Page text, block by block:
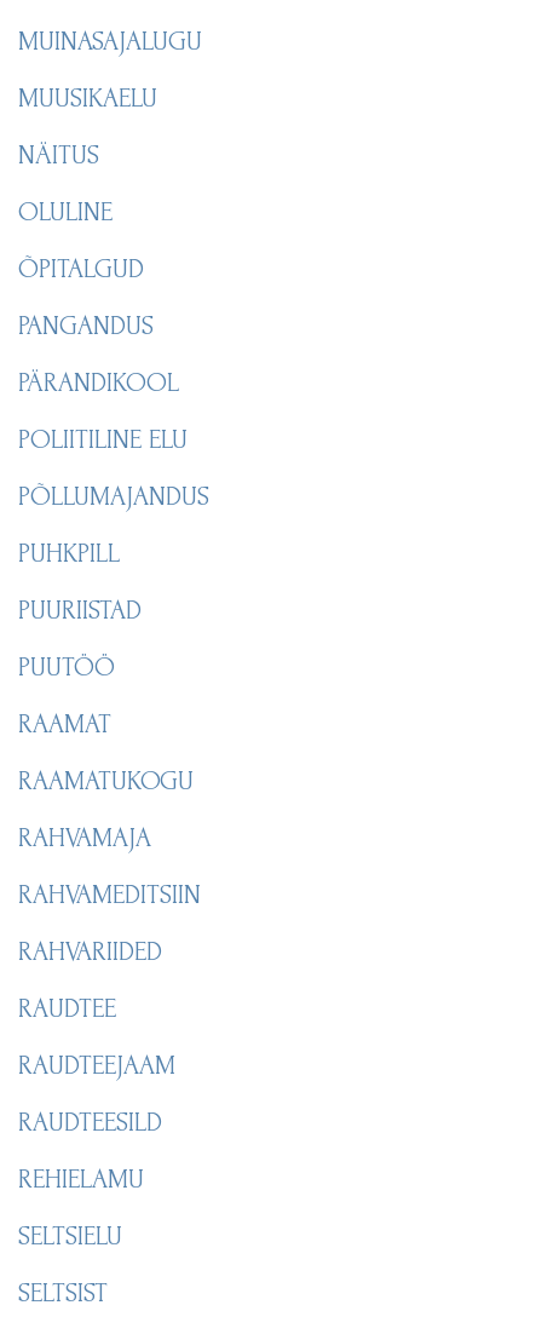
MUINASAJALUGU
MUUSIKAELU
NÄITUS
OLULINE
ÕPITALGUD
PANGANDUS
PÄRANDIKOOL
POLIITILINE ELU
PÕLLUMAJANDUS
PUHKPILL
PUURIISTAD
PUUTÖÖ
RAAMAT
RAAMATUKOGU
RAHVAMAJA
RAHVAMEDITSIIN
RAHVARIIDED
RAUDTEE
RAUDTEEJAAM
RAUDTEESILD
REHIELAMU
SELTSIELU
SELTSIST